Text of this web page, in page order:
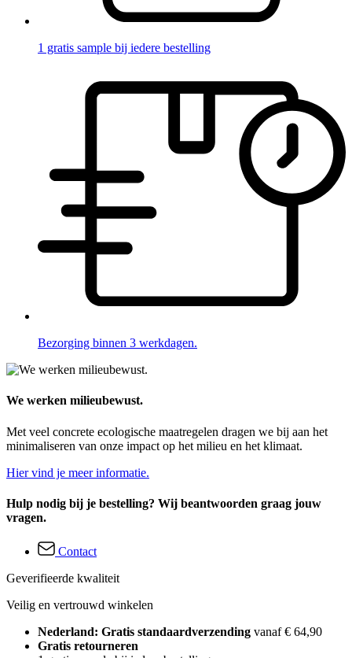
1 gratis sample bij iedere bestelling
Bezorging binnen 3 werkdagen.
We werken milieubewust.
Met veel concrete ecologische maatregelen dragen we bij aan het
minimaliseren van onze impact op het milieu en het klimaat.
Hier vind je meer informatie.
Hulp nodig bij je bestelling? Wij beantwoorden graag jouw
vragen.
Contact
Geverifieerde kwaliteit
Veilig en vertrouwd winkelen
Nederland: Gratis standaardverzending vanaf € 64,90
Gratis retourneren